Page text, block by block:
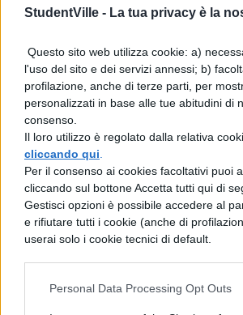
StudentVille - La tua privacy è la
Questo sito web utilizza cookie: a)
l'uso del sito e dei servizi annessi; b)
profilazione, anche di terze parti, per
personalizzati in base alle tue abitudini di
consenso.
Il loro utilizzo è regolato dalla relativa
cliccando qui
Per il consenso ai cookies facoltativi puoi
cliccando sul bottone Accetta tutti qui di
Gestisci opzioni è possibile accedere al
e rifiutare tutti i cookie (anche di
userai solo i cookie tecnici di default.
Personal Data Processing Opt Outs
un’analisi complessiva
Province e Comuni.
sezione dedicata all’edilizia
dell’ANIST consentirà di
definitivamente i dati
diverse banche dati e
maggiore efficacia gli
Gli sviluppi futuri
nell’edilizia